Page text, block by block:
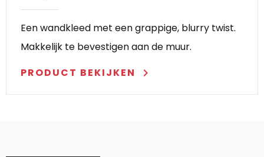
Een wandkleed met een grappige, blurry twist.
Makkelijk te bevestigen aan de muur.
PRODUCT BEKIJKEN
keyboard_arrow_right